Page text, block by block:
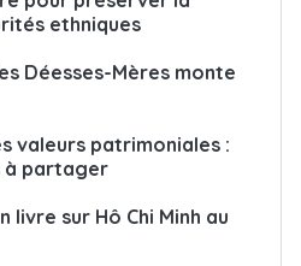
ethniques
Déesses-Mères monte
valeurs patrimoniales :
à partager
livre sur Hô Chi Minh au